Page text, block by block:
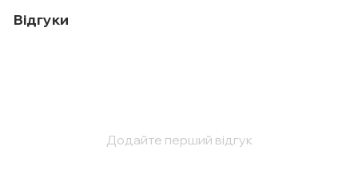
Відгуки
Додайте перший відгук